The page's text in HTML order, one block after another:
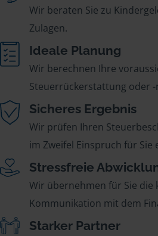
Wir beraten Sie zu
Zulagen.
Ideale Planung
Wir berechnen Ihre
Steuerrückerstattung oder -
Sicheres Ergebnis
Wir prüfen Ihren
im Zweifel Einspruch für Sie
Stressfreie
Wir übernehmen für Sie die
Kommunikation mit dem
Starker Partner